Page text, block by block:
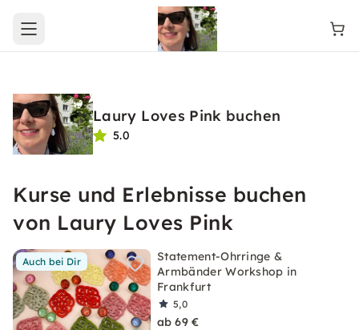
Open main menu
Laury Loves Pink buchen
5.0
Kurse und Erlebnisse buchen
von Laury Loves Pink
Auch bei Dir
Statement-Ohrringe &
Armbänder Workshop in
Frankfurt
5,0
ab 69 €